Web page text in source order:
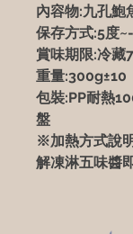
內容物:九孔鮑
保存方式:5度
賞味期限:冷藏
重量:300g±10
包裝:PP耐熱
盤
※加熱方式說
解凍淋五味醬